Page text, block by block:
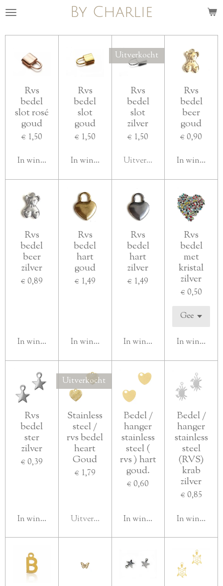
Ga
naar
hoofdinhoud
By Charlie
Rvs
bedel
slot rosé
goud
€ 1,50
In winkelwagen
Rvs
bedel
slot
goud
€ 1,50
In winkelwagen
Uitverkocht
Rvs
bedel
slot
zilver
€ 1,50
Uitverkocht
Rvs
bedel
beer
goud
€ 0,90
In
Rvs
bedel
beer
zilver
€ 0,89
In winkelwagen
Rvs
bedel
hart
goud
€ 1,49
In winkelwagen
Rvs
bedel
hart
zilver
€ 1,49
In winkelwagen
Rvs
bedel
met
kristal
zilver
€ 0,50
In
Rvs
bedel
ster
zilver
€ 0,39
In winkelwagen
Uitverkocht
Stainless
steel /
rvs bedel
heart
Goud
€ 1,79
Uitverkocht
Bedel /
hanger
stainless
steel (
rvs ) hart
goud.
€ 0,60
In winkelwagen
Bedel /
hanger
stainless
steel
(RVS)
krab
zilver
€ 0,85
In